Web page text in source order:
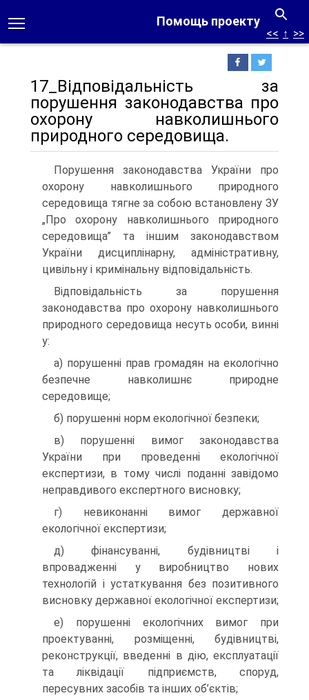
Помощь проекту
<< ↑ >>
17_Відповідальність за
порушення законодавства про
охорону навколишнього
природного середовища.
Порушення законодавства України про
охорону навколишнього природного
середовища тягне за собою встановлену ЗУ
„Про охорону навколишнього природного
середовища” та іншим законодавством
України дисциплінарну, адміністративну,
цивільну і кримінальну відповідальність.
Відповідальність за порушення
законодавства про охорону навколишнього
природного середовища несуть особи, винні
у:
а) порушенні прав громадян на екологічно
безпечне навколишнє природне
середовище;
б) порушенні норм екологічної безпеки;
в) порушенні вимог законодавства
України при проведенні екологічної
експертизи, в тому числі поданні завідомо
неправдивого експертного висновку;
г) невиконанні вимог державної
екологічної експертизи;
д) фінансуванні, будівництві і
впровадженні у виробництво нових
технологій і устаткування без позитивного
висновку державної екологічної експертизи;
е) порушенні екологічних вимог при
проектуванні, розміщенні, будівництві,
реконструкції, введенні в дію, експлуатації
та ліквідації підприємств, споруд,
пересувних засобів та інших об’єктів;